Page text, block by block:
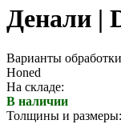
Денали |
Варианты
Honed
На складе:
В наличии
Толщины и размеры: